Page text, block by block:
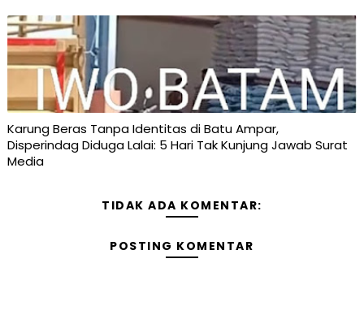
Karung Beras Tanpa Identitas di Batu Ampar,
Disperindag Diduga Lalai: 5 Hari Tak Kunjung Jawab Surat
Media
TIDAK ADA KOMENTAR:
POSTING KOMENTAR